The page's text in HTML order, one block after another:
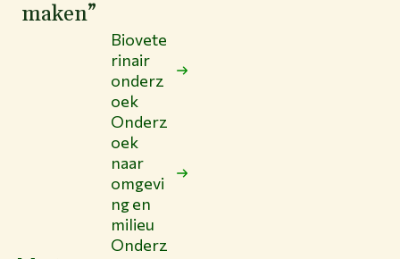
maken”
Biovete
rinair
onderz
oek
Onderz
oek
naar
omgevi
ng en
milieu
Onderz